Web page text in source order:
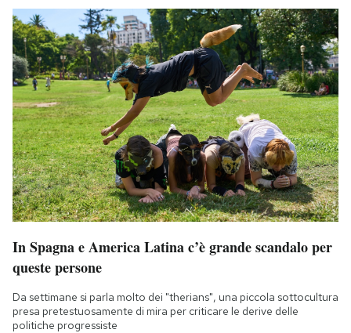
Notifiche mobile
Regala il Post
Hai bisogno di aiuto?
Esci
In Spagna e America Latina c’è grande scandalo per
queste persone
Da settimane si parla molto dei "therians", una piccola sottocultura
presa pretestuosamente di mira per criticare le derive delle
politiche progressiste